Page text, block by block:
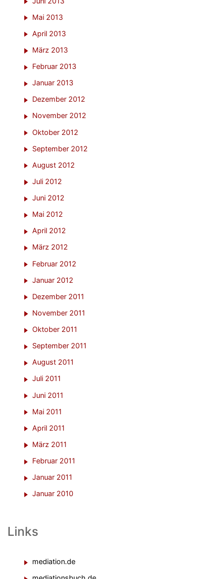
Mai 2013
April 2013
März 2013
Februar 2013
Januar 2013
Dezember 2012
November 2012
Oktober 2012
September 2012
August 2012
Juli 2012
Juni 2012
Mai 2012
April 2012
März 2012
Februar 2012
Januar 2012
Dezember 2011
November 2011
Oktober 2011
September 2011
August 2011
Juli 2011
Juni 2011
Mai 2011
April 2011
März 2011
Februar 2011
Januar 2011
Januar 2010
Links
mediation.de